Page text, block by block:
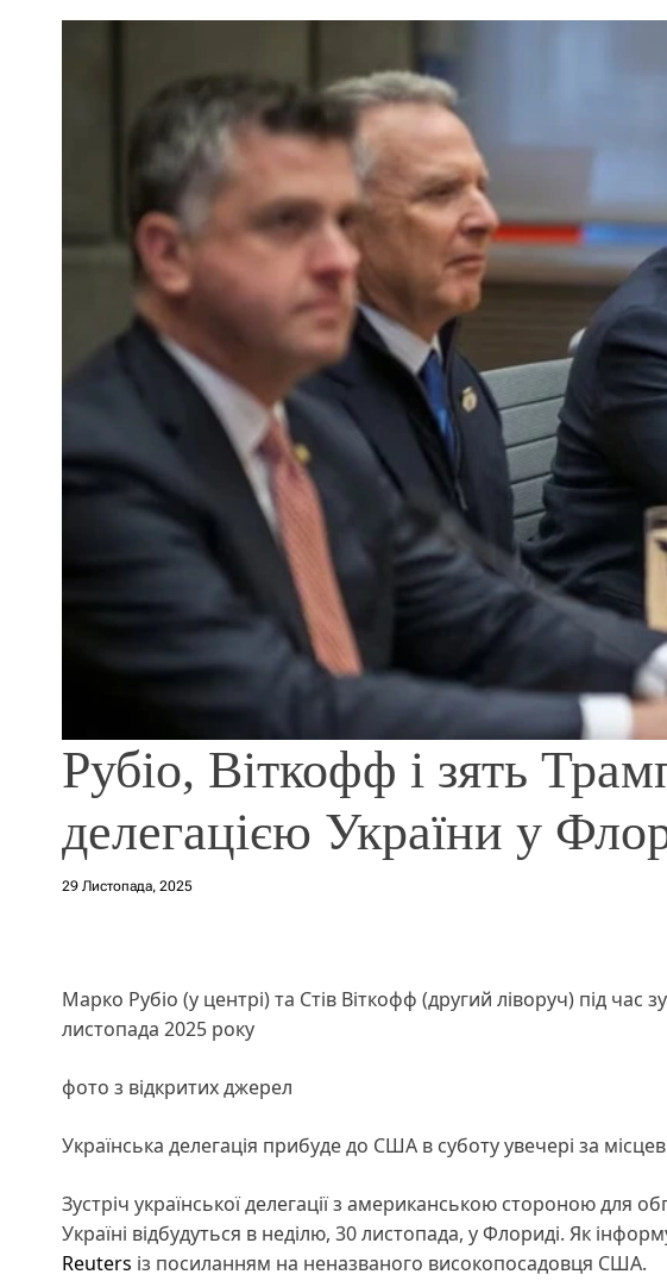
Рубіо, Віткофф і зять
делегацією України у
29 Листопада, 2025
Марко Рубіо (у центрі) та Стів Віткофф (другий ліворуч) під час
листопада 2025 року
фото з відкритих джерел
Українська делегація прибуде до США в суботу увечері за
Зустріч української делегації з американською стороною для
Україні відбудуться в неділю, 30 листопада, у Флориді. Як
Reuters із посиланням на неназваного високопосадовця США.